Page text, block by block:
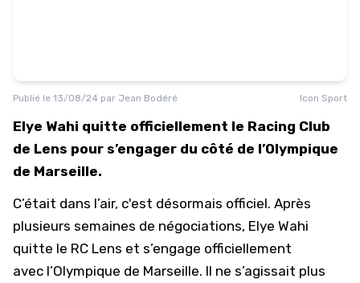
Publié le 13/08/24 par Jean Bodéré Icon Sport
Elye Wahi quitte officiellement le Racing Club
de Lens pour s’engager du côté de l’Olympique
de Marseille.
C’était dans l’air, c'est désormais officiel. Après
plusieurs semaines de négociations, Elye Wahi
quitte le RC Lens et s’engage officiellement
avec l’Olympique de Marseille. Il ne s’agissait plus